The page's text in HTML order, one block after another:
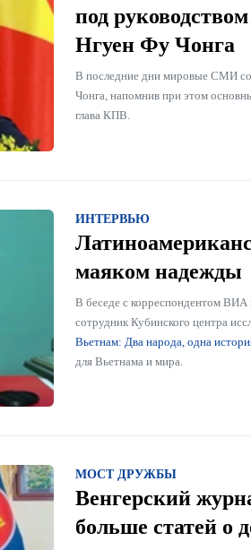
под
Нгуен Фу Чонга
В последние дни мировые СМИ
Чонга, напомнив при этом
глава КПВ.
ИНТЕРВЬЮ
маяком надежды
В беседе с корреспондентом ВИА
сотрудник Кубинского центра
Вьетнам: Два народа, одна
для Вьетнама и мира.
МОСТ ДРУЖБЫ
Венгерский
больше статей о